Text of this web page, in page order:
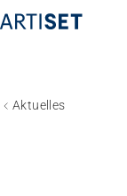
Aktuelles